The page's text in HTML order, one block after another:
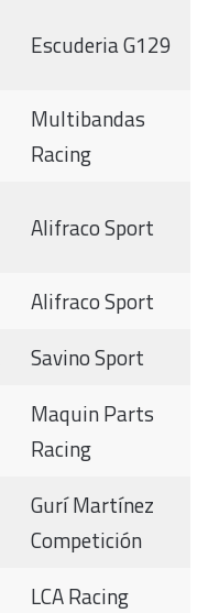
Escuderia G129
Multibandas
Racing
Alifraco Sport
Alifraco Sport
Savino Sport
Maquin Parts
Racing
Gurí Martínez
Competición
LCA Racing